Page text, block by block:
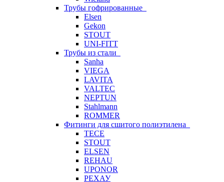
Трубы гофрированные
Elsen
Gekon
STOUT
UNI-FITT
Трубы из стали
Sanha
VIEGA
LAVITA
VALTEC
NEPTUN
Stahlmann
ROMMER
Фитинги для сшитого полиэтилена
TECE
STOUT
ELSEN
REHAU
UPONOR
РЕХАУ